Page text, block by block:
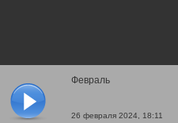
Февраль
26 февраля 2024, 18:11